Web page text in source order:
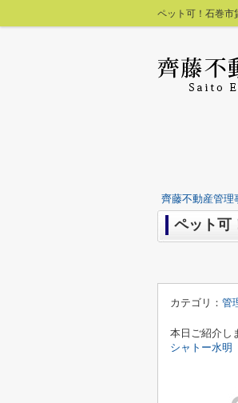
ペット可！石巻市
齊藤不動産管理
ペット可
カテゴリ： 管
本日ご紹介し
シャトー水明